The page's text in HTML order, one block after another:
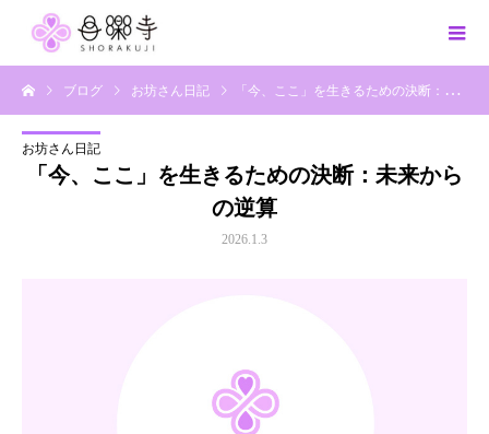
ブログ お坊さん日記 「今、ここ」を生きるための決断：未来からの逆算
お坊さん日記
「今、ここ」を生きるための決断：未来から
の逆算
2026.1.3